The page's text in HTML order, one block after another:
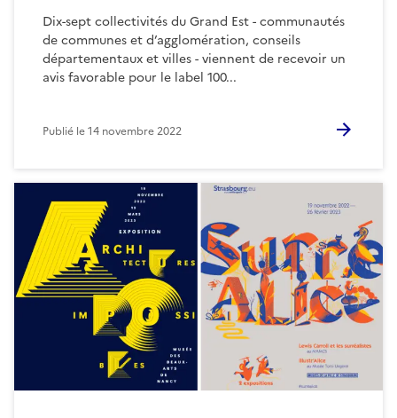
Dix-sept collectivités du Grand Est - communautés
de communes et d’agglomération, conseils
départementaux et villes - viennent de recevoir un
avis favorable pour le label 100...
Publié le14 novembre 2022